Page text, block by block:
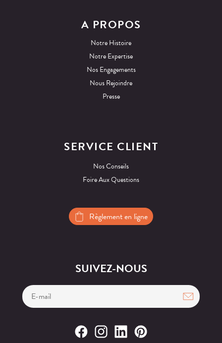
A PROPOS
Notre Histoire
Notre Expertise
Nos Engagements
Nous Rejoindre
Presse
SERVICE CLIENT
Nos Conseils
Foire Aux Questions
Règlement en ligne
SUIVEZ-NOUS